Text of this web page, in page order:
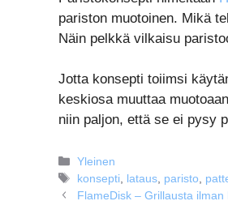
pariston muotoinen. Mikä
Näin pelkkä vilkaisu
Jotta konsepti toiimsi
keskiosa muuttaa
niin paljon, että se ei pysy
Kategoriat
Yleinen
Avainsanat
konsepti lataus paristo
FlameDisk – Grillausta